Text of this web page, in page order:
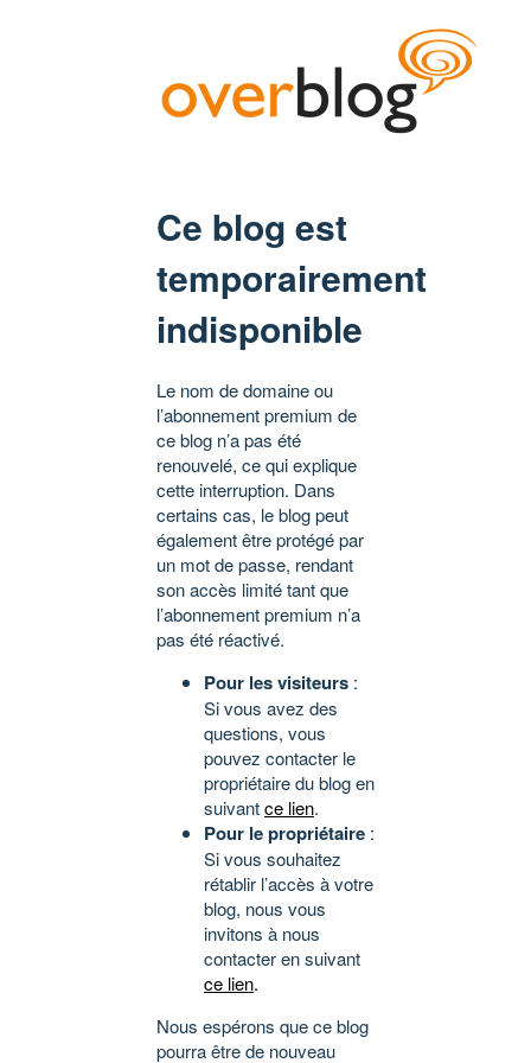
Ce blog est
temporairement
indisponible
Le nom de domaine ou
l’abonnement premium de
ce blog n’a pas été
renouvelé, ce qui explique
cette interruption. Dans
certains cas, le blog peut
également être protégé par
un mot de passe, rendant
son accès limité tant que
l’abonnement premium n’a
pas été réactivé.
Pour les visiteurs :
Si vous avez des
questions, vous
pouvez contacter le
propriétaire du blog en
suivantce lien.
Pour le propriétaire :
Si vous souhaitez
rétablir l’accès à votre
blog, nous vous
invitons à nous
contacter en suivant
ce lien.
Nous espérons que ce blog
pourra être de nouveau